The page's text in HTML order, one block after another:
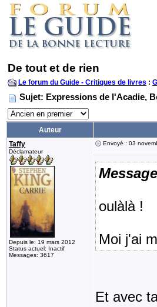
De tout et de rien
Le forum du Guide - Critiques de livres :
Sujet: Expressions de l'Acadie,
Auteur
Taffy
Déclamateur
Depuis le: 19 mars 2012
Status actuel: Inactif
Messages: 3617
Envoyé : 03
oulàlà !
Moi j'ai
Et avec